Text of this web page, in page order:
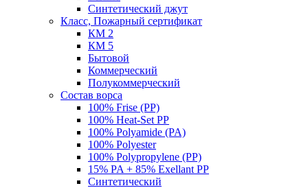
Синтетический джут
Класс, Пожарный сертификат
КМ 2
КМ 5
Бытовой
Коммерческий
Полукоммерческий
Состав ворса
100% Frise (PP)
100% Heat-Set PP
100% Polyamide (PA)
100% Polyester
100% Polypropylene (PP)
15% PA + 85% Exellant PP
Синтетический